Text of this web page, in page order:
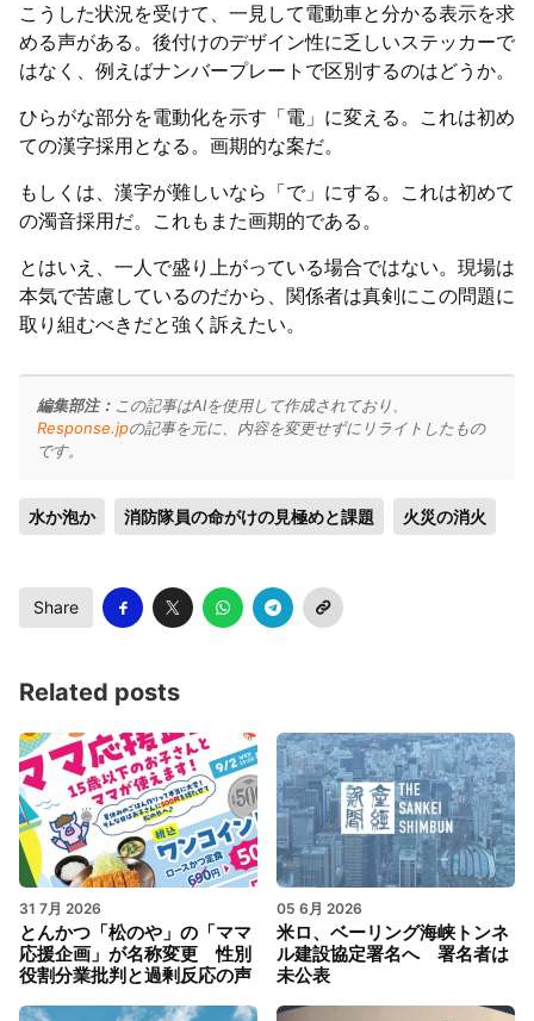
こうした状況を受けて、一見して電動車と分かる表示を求
める声がある。後付けのデザイン性に乏しいステッカーで
はなく、例えばナンバープレートで区別するのはどうか。
ひらがな部分を電動化を示す「電」に変える。これは初め
ての漢字採用となる。画期的な案だ。
もしくは、漢字が難しいなら「で」にする。これは初めて
の濁音採用だ。これもまた画期的である。
とはいえ、一人で盛り上がっている場合ではない。現場は
本気で苦慮しているのだから、関係者は真剣にこの問題に
取り組むべきだと強く訴えたい。
編集部注： この記事はAIを使用して作成されており、
Response.jpの記事を元に、内容を変更せずにリライトしたもの
です。
水か泡か 消防隊員の命がけの見極めと課題 火災の消火
Share
Related posts
31 7月 2026
とんかつ「松のや」の「ママ
応援企画」が名称変更 性別
役割分業批判と過剰反応の声
05 6月 2026
米ロ、ベーリング海峡トンネ
ル建設協定署名へ 署名者は
未公表